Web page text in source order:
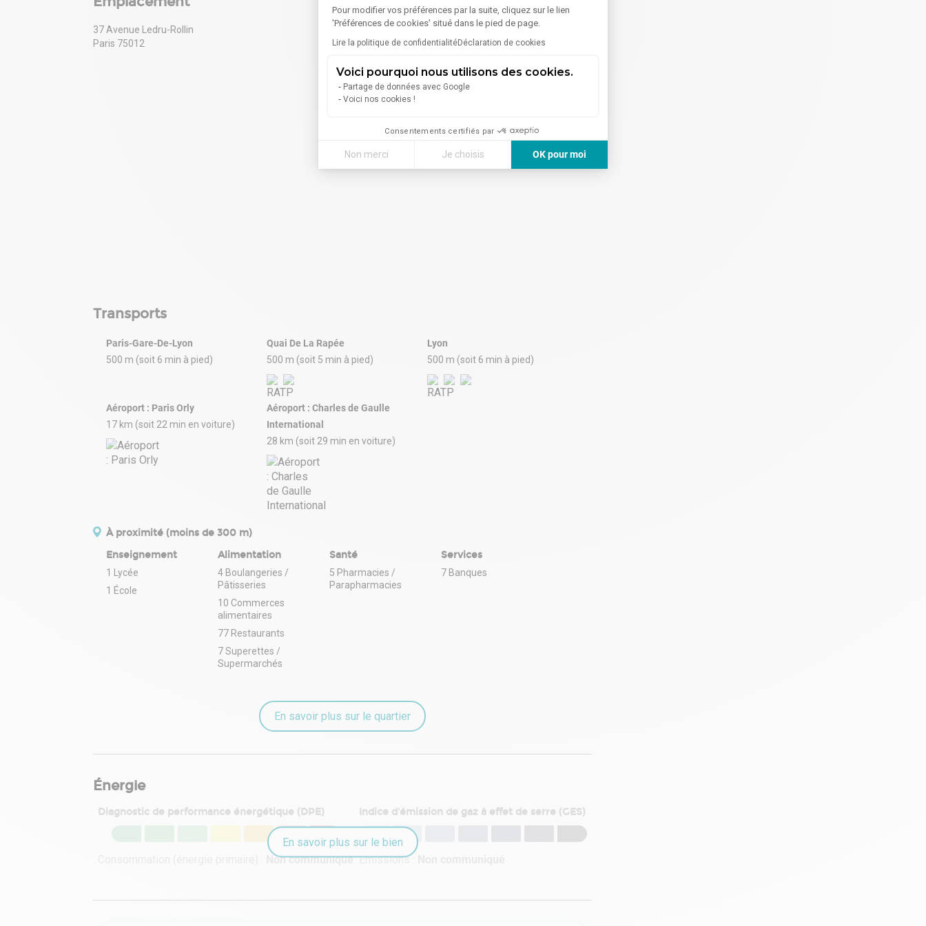
Pour modifier vos préférences par la suite, cliquez sur le lien
'Préférences de cookies' situé dans le pied de page.
Lire la politique de confidentialitéDéclaration de cookies
Voici pourquoi nous utilisons des cookies.
Partage de données avec Google
Voici nos cookies !
Consentements certifiés par
Non merci Je choisis OK pour moi
37 Avenue Ledru-Rollin
Paris 75012
Transports
Paris-Gare-De-Lyon
500 m (soit 6 min à pied)
Quai De La Rapée
500 m (soit 5 min à pied)
Lyon
500 m (soit 6 min à pied)
Aéroport : Paris Orly
17 km (soit 22 min en voiture)
Aéroport : Charles de Gaulle
International
28 km (soit 29 min en voiture)
À proximité (moins de 300 m)
Enseignement
1 Lycée
1 École
Alimentation
4 Boulangeries /
Pâtisseries
10 Commerces
alimentaires
77 Restaurants
7 Superettes /
Supermarchés
Santé
5 Pharmacies /
Parapharmacies
Services
7 Banques
En savoir plus sur le quartier
Énergie
Diagnostic de performance énergétique (DPE)
Non communiqué
Indice d'émission de gaz à effet de serre (GES)
Émissions :
En savoir plus sur le bien